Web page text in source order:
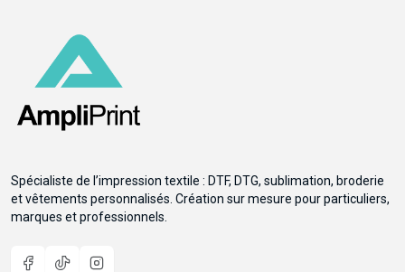
Spécialiste de l’impression textile : DTF, DTG, sublimation, broderie
et vêtements personnalisés. Création sur mesure pour particuliers,
marques et professionnels.